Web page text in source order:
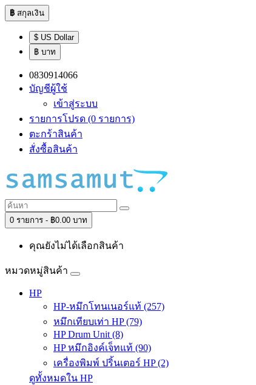
฿ สกุลเงิน
$ US Dollar
฿ บาท
0830914066
บัญชีผู้ใช้
เข้าสู่ระบบ
รายการโปรด (0 รายการ)
ตะกร้าสินค้า
สั่งซื้อสินค้า
0 รายการ - ฿0.00 บาท
คุณยังไม่ได้เลือกสินค้า
หมวดหมู่สินค้า
HP
HP-หมึกโทนเนอร์แท้ (257)
หมึกเทียบเท่า HP (79)
HP Drum Unit (8)
HP หมึกอิงค์เจ็ทแท้ (90)
เครื่องพิมพ์ ปริ้นเตอร์ HP (2)
ดูทั้งหมดใน HP